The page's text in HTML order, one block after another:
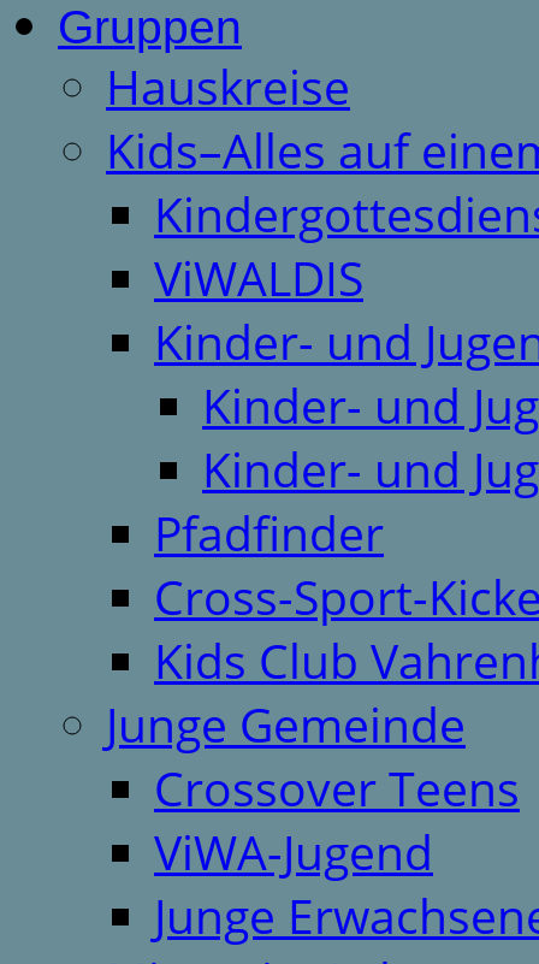
Gruppen
Hauskreise
Kids–Alles auf
ViWALDIS
Kinder- und
Kinder- und
Kinder- und
Pfadfinder
Cross-Sport-
Kids Club
Junge Gemeinde
Crossover Teens
ViWA-Jugend
Junge